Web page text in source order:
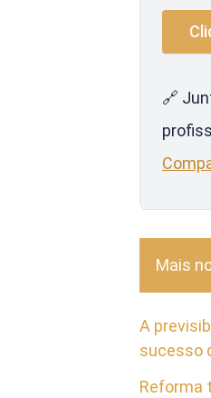
🔗
Mais
A
sucesso
Reforma